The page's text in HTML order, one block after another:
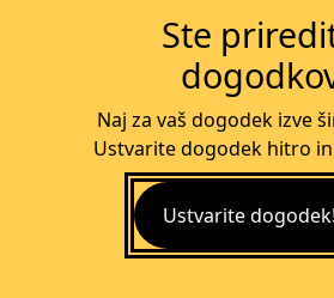
Ste
Naj za vaš dogodek izve
Ustvarite dogodek hitro
Ustvarite dogodek!